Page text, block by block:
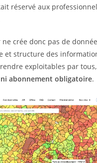
réservé aux
crée donc pas de
et structure des
exploitables par
abonnement obligatoire.